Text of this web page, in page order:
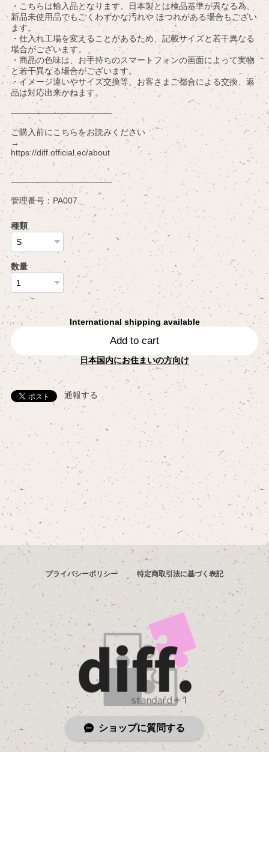
・こちらは輸入品となります。日本製とは検品基準が異なる為、
新品未使用品でもごくわずかな汚れや ほつれがある場合もござい
ます。
・仕入れ工場を変えることがあるため、記載サイズと若干異なる
場合がございます。
・商品の色味は、お手持ちのスマートフォンの画面によって実物
と若干異なる場合がございます。
・イメージ違いやサイズ交換等、お客さまご都合による交換、返
品は対応出来かねます。
————————————
ご購入前にこちらをお読みください
→
https://diff.official.ec/about
————————————
管理番号：PA007
種類
数量
International shipping available
Add to cart
日本国内にお住まいの方向け
通報する
プライバシーポリシー 特定商取引法に基づく表記
ショップに質問する